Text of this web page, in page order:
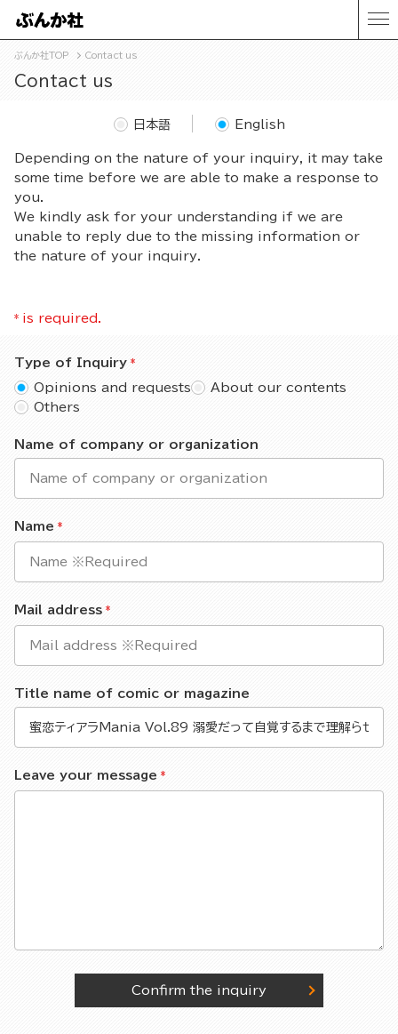
ぶんか社TOP Contact us
Contact us
Depending on the nature of your inquiry, it may take
some time before we are able to make a response to
you.
We kindly ask for your understanding if we are
unable to reply due to the missing information or
the nature of your inquiry.
日本語 English
* is required.
Type of Inquiry
Opinions and requests
About our contents
Others
Name of company or organization
Name
Mail address
Title name of comic or magazine
Leave your message
Confirm the inquiry